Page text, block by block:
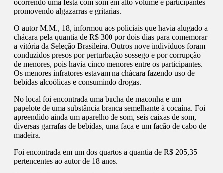
ocorrendo uma festa com som em alto volume e participantes
promovendo algazarras e gritarias.
O autor M.M., 18, informou aos policiais que havia alugado a
chácara pela quantia de R$ 300 por dois dias para comemorar
a vitória da Seleção Brasileira. Outros nove indivíduos foram
conduzidos presos por perturbação sossego e por corrupção
de menores, pois havia cinco menores entre os participantes.
Os menores infratores estavam na chácara fazendo uso de
bebidas alcoólicas e consumindo drogas.
No local foi encontrada uma bucha de maconha e um
papelote de uma substância branca semelhante à cocaína. Foi
apreendido ainda um aparelho de som, seis caixas de som,
diversas garrafas de bebidas, uma faca e um facão de cabo de
madeira.
Foi encontrada em um dos quartos a quantia de R$ 205,35
pertencentes ao autor de 18 anos.